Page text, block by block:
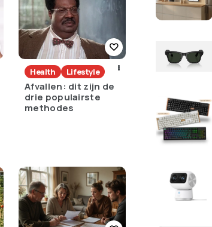
Health Lifestyle
Afvallen: dit zijn de
drie populairste
methodes